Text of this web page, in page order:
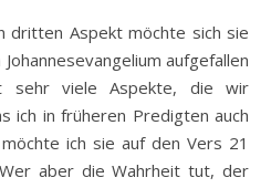
dritten Aspekt möchte sich sie
aufgefallen
sehr viele Aspekte, die wir
ich in früheren Predigten auch
ich sie auf den Vers 21
aber die Wahrheit tut, der